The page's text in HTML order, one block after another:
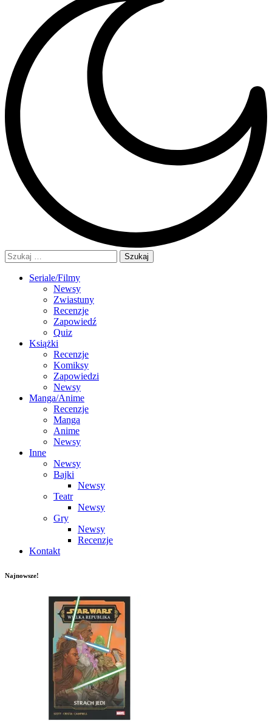
Szukaj:
Seriale/Filmy
Newsy
Zwiastuny
Recenzje
Zapowiedź
Quiz
Książki
Recenzje
Komiksy
Zapowiedzi
Newsy
Manga/Anime
Recenzje
Manga
Anime
Newsy
Inne
Newsy
Bajki
Newsy
Teatr
Newsy
Gry
Newsy
Recenzje
Kontakt
Najnowsze!